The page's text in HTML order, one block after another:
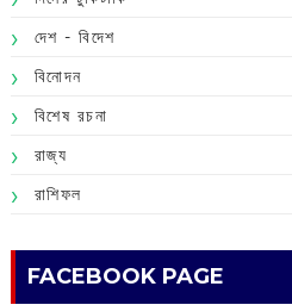
দেশ - বিদেশ
বিনোদন
বিশেষ রচনা
রাজ্য
রাশিফল
FACEBOOK PAGE